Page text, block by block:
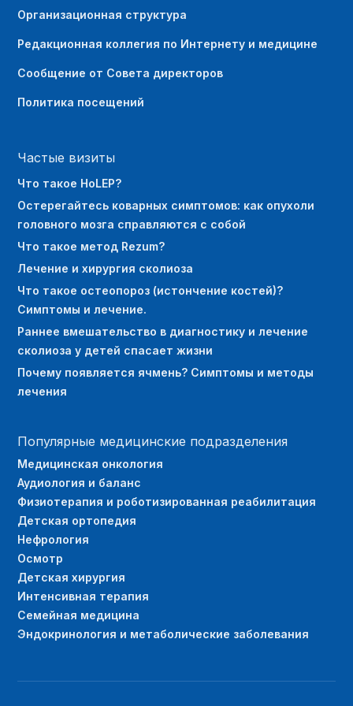
Организационная структура
Редакционная коллегия по Интернету и медицине
Сообщение от Совета директоров
Политика посещений
Частые визиты
Что такое HoLEP?
Остерегайтесь коварных симптомов: как опухоли
головного мозга справляются с собой
Что такое метод Rezum?
Лечение и хирургия сколиоза
Что такое остеопороз (истончение костей)?
Симптомы и лечение.
Раннее вмешательство в диагностику и лечение
сколиоза у детей спасает жизни
Почему появляется ячмень? Симптомы и методы
лечения
Популярные медицинские подразделения
Медицинская онкология
Аудиология и баланс
Физиотерапия и роботизированная реабилитация
Детская ортопедия
Нефрология
Осмотр
Детская хирургия
Интенсивная терапия
Семейная медицина
Эндокринология и метаболические заболевания